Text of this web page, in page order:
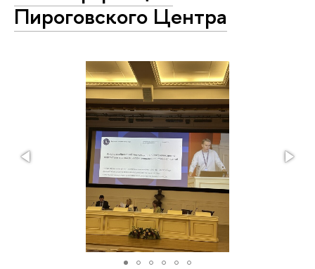
Пироговского Центра